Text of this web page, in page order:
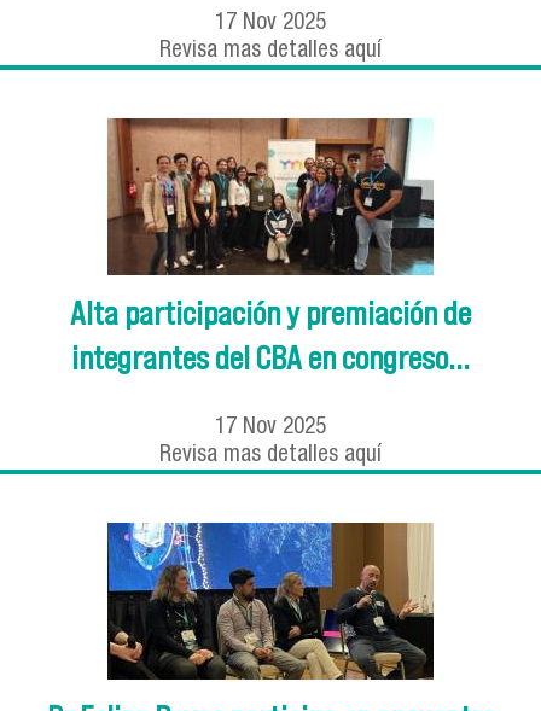
17 Nov 2025
Revisa mas detalles aquí
Alta participación y premiación de
integrantes del CBA en congreso...
17 Nov 2025
Revisa mas detalles aquí